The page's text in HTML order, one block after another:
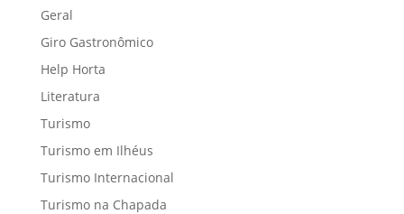
Geral
Giro Gastronômico
Help Horta
Literatura
Turismo
Turismo em Ilhéus
Turismo Internacional
Turismo na Chapada